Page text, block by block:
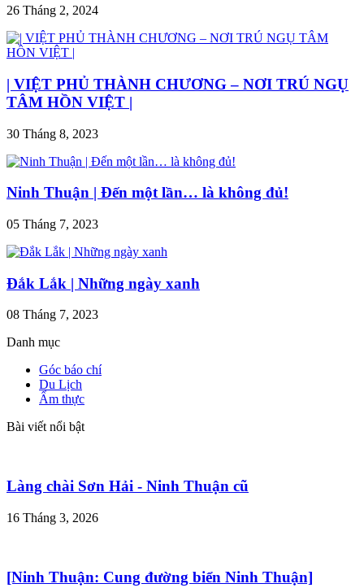
26 Tháng 2, 2024
| VIỆT PHỦ THÀNH CHƯƠNG – NƠI TRÚ NGỤ
TÂM HỒN VIỆT |
30 Tháng 8, 2023
Ninh Thuận | Đến một lần… là không đủ!
05 Tháng 7, 2023
Đắk Lắk | Những ngày xanh
08 Tháng 7, 2023
Danh mục
Góc báo chí
Du Lịch
Ẩm thực
Bài viết nổi bật
Làng chài Sơn Hải - Ninh Thuận cũ
16 Tháng 3, 2026
[Ninh Thuận: Cung đường biển Ninh Thuận]